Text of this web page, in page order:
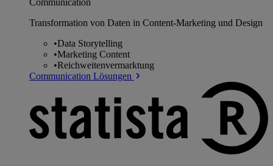
Transformation von Daten in Content-Marketing und Design
•Data Storytelling
•Marketing Content
•Reichweitenvermarktung
Communication Lösungen